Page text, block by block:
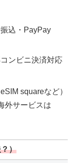
込・PayPay
ンビニ決済対応
squareなど）
外サービスは
）